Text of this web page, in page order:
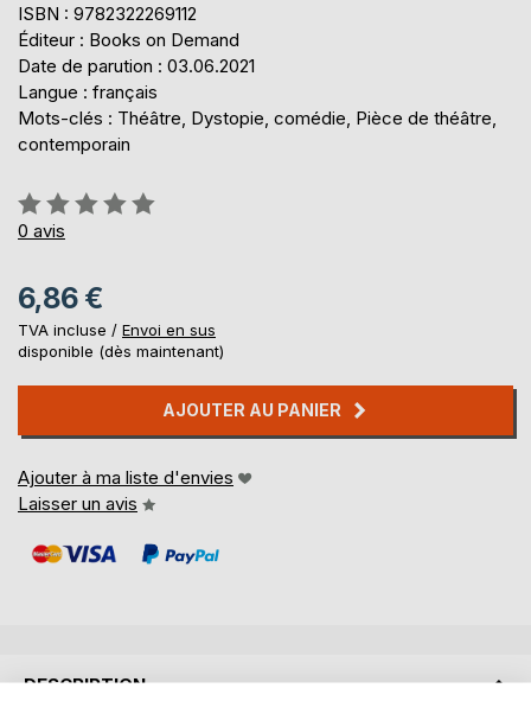
ISBN : 9782322269112
Éditeur : Books on Demand
Date de parution : 03.06.2021
Langue : français
Mots-clés : Théâtre, Dystopie, comédie, Pièce de théâtre,
contemporain
Évaluation:
0%
0 avis
6,86 €
TVA incluse / Envoi en sus
disponible (dès maintenant)
AJOUTER AU PANIER
Ajouter à ma liste d'envies
Laisser un avis
DESCRIPTION